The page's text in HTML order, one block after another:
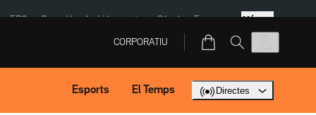
ERC SpaceX Isaki Lacuesta Sánchez Europa Més
CORPORATIU
Esports El Temps Directes